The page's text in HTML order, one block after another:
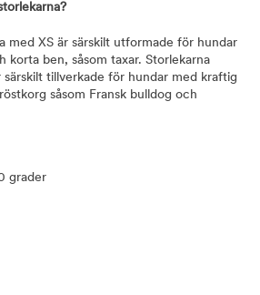
med XS är särskilt utformade för hundar
korta ben, såsom taxar. Storlekarna
särskilt tillverkade för hundar med kraftig
såsom Fransk bulldog och
grader